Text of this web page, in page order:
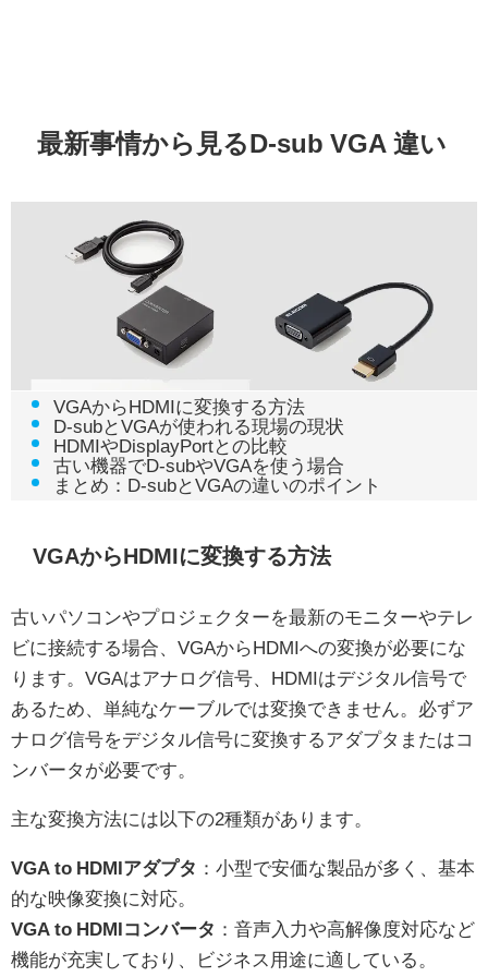
最新事情から見るD-sub VGA 違い
VGAからHDMIに変換する方法
D-subとVGAが使われる現場の現状
HDMIやDisplayPortとの比較
古い機器でD-subやVGAを使う場合
まとめ：D-subとVGAの違いのポイント
VGAからHDMIに変換する方法
古いパソコンやプロジェクターを最新のモニターやテレ
ビに接続する場合、VGAからHDMIへの変換が必要にな
ります。VGAはアナログ信号、HDMIはデジタル信号で
あるため、単純なケーブルでは変換できません。必ずア
ナログ信号をデジタル信号に変換するアダプタまたはコ
ンバータが必要です。
主な変換方法には以下の2種類があります。
VGA to HDMIアダプタ ：小型で安価な製品が多く、基本
的な映像変換に対応。
VGA to HDMIコンバータ ：音声入力や高解像度対応など
機能が充実しており、ビジネス用途に適している。